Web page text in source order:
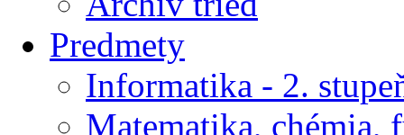
Predmety
Informatika - 2.
Matematika, chémia,